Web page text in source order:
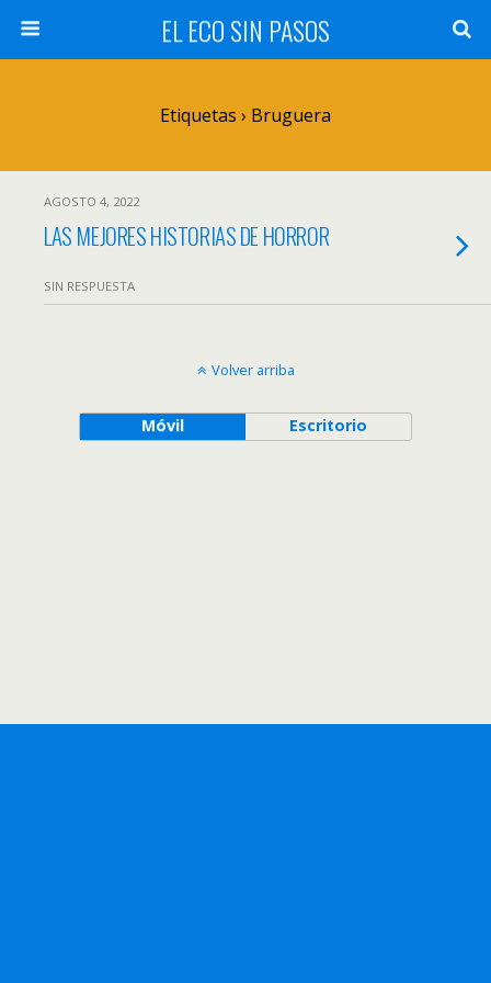
EL ECO SIN PASOS
Etiquetas › Bruguera
AGOSTO 4, 2022
LAS MEJORES HISTORIAS DE HORROR
SIN RESPUESTA
Volver arriba
Móvil Escritorio